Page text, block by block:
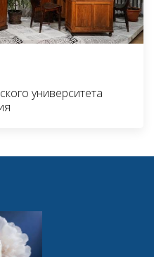
университета